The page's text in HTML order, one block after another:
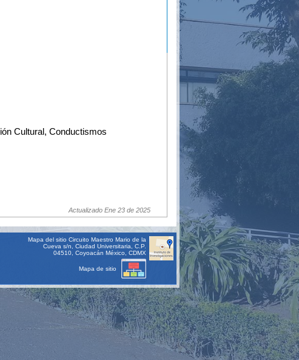
Cultural, Conductismos
Actualizado Ene 23 de 2025
Mapa del sitio Circuito Maestro Mario de la
Cueva s/n, Ciudad Universitaria, C.P.
04510, Coyoacán México, CDMX
Mapa de sitio